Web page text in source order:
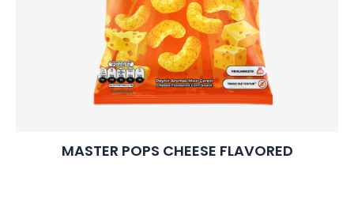
MASTER POPS CHEESE FLAVORED